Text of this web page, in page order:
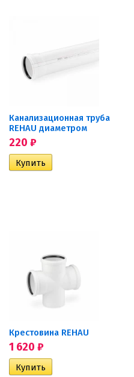
Канализационная труба
REHAU диаметром
220 ₽
Крестовина REHAU
1 620 ₽